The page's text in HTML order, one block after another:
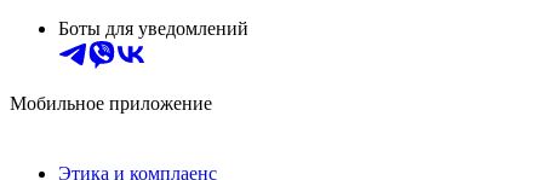
Боты для уведомлений
Мобильное приложение
Этика и комплаенс